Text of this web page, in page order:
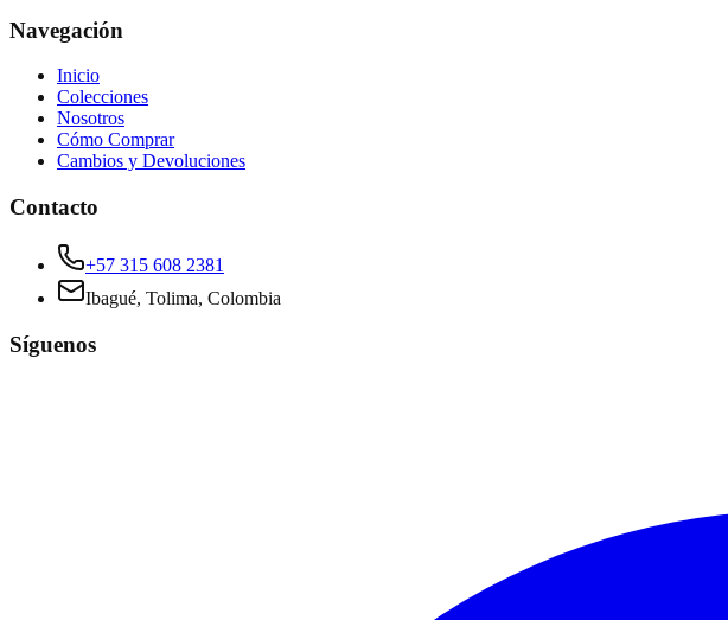
Navegación
Inicio
Colecciones
Nosotros
Cómo Comprar
Cambios y Devoluciones
Contacto
+57 315 608 2381
Ibagué, Tolima, Colombia
Síguenos